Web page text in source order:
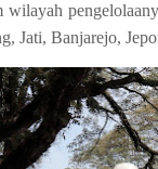
Jati, Banjarejo,